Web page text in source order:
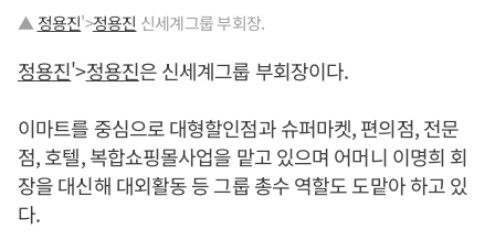
▲정용진'>정용진 신세계그룹 부회장.
정용진'>정용진은 신세계그룹 부회장이다.
이마트를 중심으로 대형할인점과 슈퍼마켓, 편의점, 전문
점, 호텔, 복합쇼핑몰사업을 맡고 있으며 어머니 이명희 회
장을 대신해 대외활동 등 그룹 총수 역할도 도맡아 하고 있
다.